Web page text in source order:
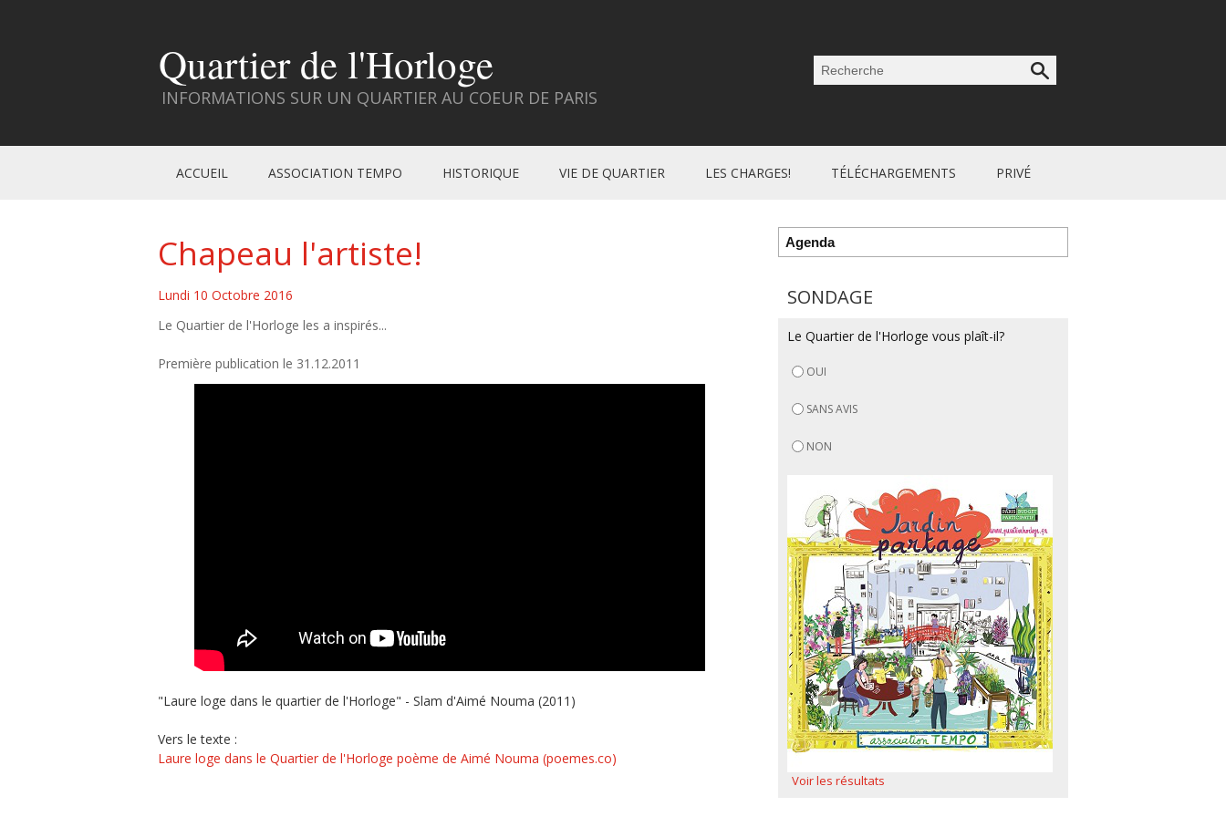
Quartier de l'Horloge
INFORMATIONS SUR UN QUARTIER AU COEUR DE PARIS
ACCUEIL ASSOCIATION TEMPO HISTORIQUE VIE DE QUARTIER LES CHARGES! TÉLÉCHARGEMENTS PRIVÉ
Chapeau l'artiste!
Lundi 10 Octobre 2016
Le Quartier de l'Horloge les a inspirés...
Première publication le 31.12.2011
"Laure loge dans le quartier de l'Horloge" - Slam d'Aimé Nouma (2011)
Vers le texte :
Laure loge dans le Quartier de l'Horloge poème de Aimé Nouma (poemes.co)
Agenda
SONDAGE
Le Quartier de l'Horloge vous plaît-il?
OUI
SANS AVIS
NON
Voir les résultats